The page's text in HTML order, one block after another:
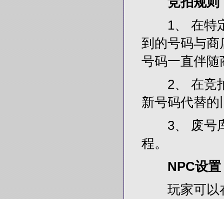
1、 在特定
到的号码与商
号码一直伴随
2、 在竞拍
新号码代替
3、 废号库
程。
NPC设置
玩家可以在